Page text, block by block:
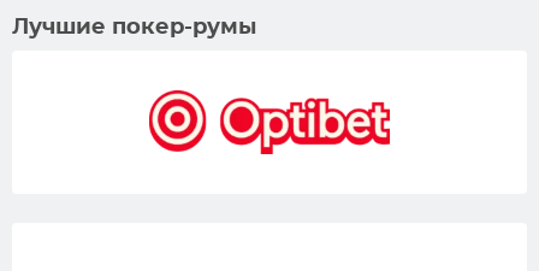
Лучшие покер-румы